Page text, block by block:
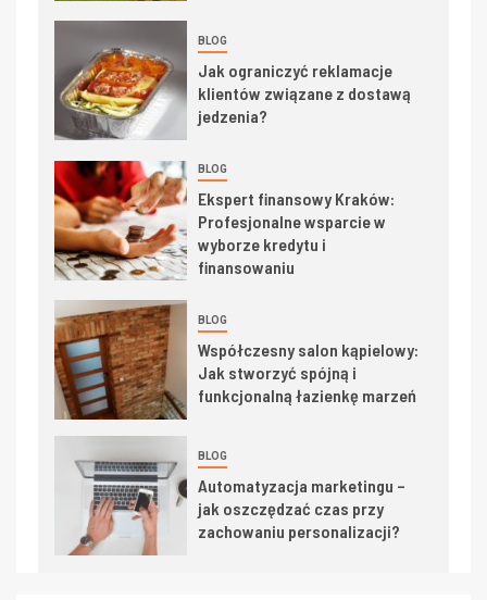
BLOG
Jak ograniczyć reklamacje
klientów związane z dostawą
jedzenia?
BLOG
Ekspert finansowy Kraków:
Profesjonalne wsparcie w
wyborze kredytu i
finansowaniu
BLOG
Współczesny salon kąpielowy:
Jak stworzyć spójną i
funkcjonalną łazienkę marzeń
BLOG
Automatyzacja marketingu –
jak oszczędzać czas przy
zachowaniu personalizacji?